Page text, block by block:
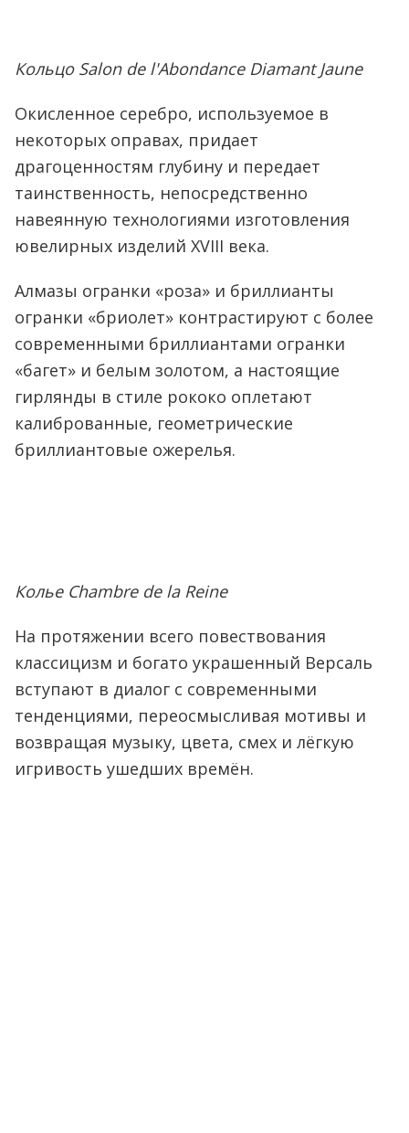
Кольцо Salon de l'Abondance Diamant Jaune
Окисленное серебро, используемое в
некоторых оправах, придает
драгоценностям глубину и передает
таинственность, непосредственно
навеянную технологиями изготовления
ювелирных изделий XVIII века.
Алмазы огранки «роза» и бриллианты
огранки «бриолет» контрастируют с более
современными бриллиантами огранки
«багет» и белым золотом, а настоящие
гирлянды в стиле рококо оплетают
калиброванные, геометрические
бриллиантовые ожерелья.
Колье Chambre de la Reine
На протяжении всего повествования
классицизм и богато украшенный Версаль
вступают в диалог с современными
тенденциями, переосмысливая мотивы и
возвращая музыку, цвета, смех и лёгкую
игривость ушедших времён.